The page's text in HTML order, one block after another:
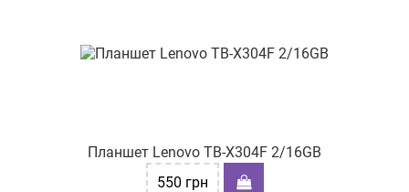
Планшет Lenovo TB-X304F 2/16GB
550 грн